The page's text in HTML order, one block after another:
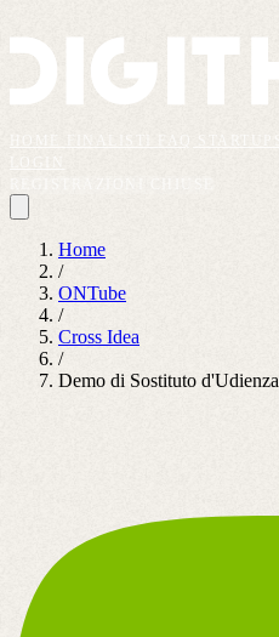
Home
/
ONTube
/
Cross Idea
/
Demo di Sostituto d'Udienza